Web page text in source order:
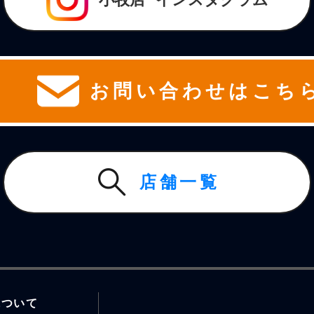
お問い合わせはこち
店舗一覧
いて